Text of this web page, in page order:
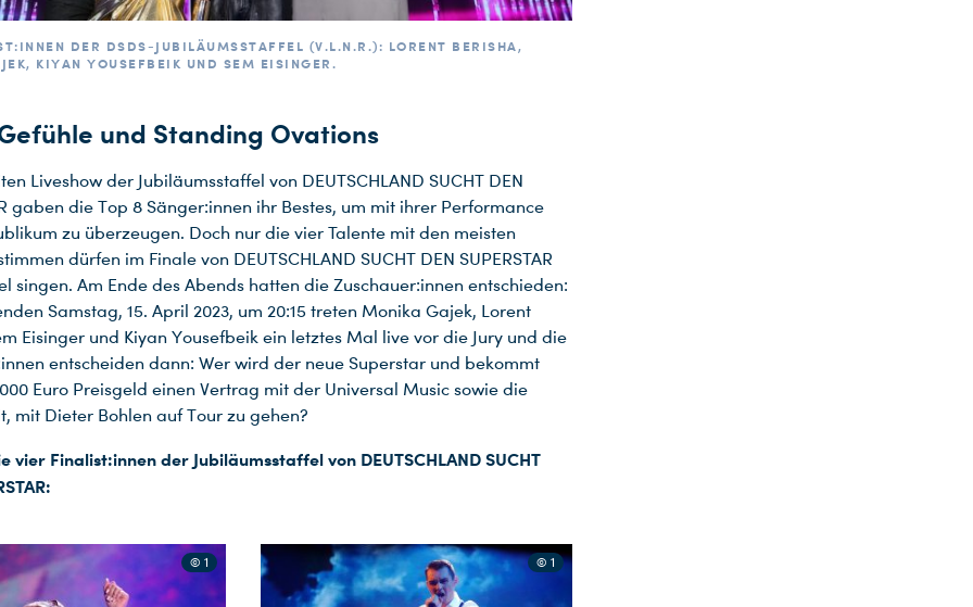
DER DSDS-JUBILÄUMSSTAFFEL (V.L.N.R.): LORENT BERISHA,
KIYAN YOUSEFBEIK UND SEM EISINGER.
und Standing Ovations
Liveshow der Jubiläumsstaffel von DEUTSCHLAND SUCHT DEN
gaben die Top 8 Sänger:innen ihr Bestes, um mit ihrer Performance
zu überzeugen. Doch nur die vier Talente mit den meisten
dürfen im Finale von DEUTSCHLAND SUCHT DEN SUPERSTAR
singen. Am Ende des Abends hatten die Zuschauer:innen entschieden:
Samstag, 15. April 2023, um 20:15 treten Monika Gajek, Lorent
Eisinger und Kiyan Yousefbeik ein letztes Mal live vor die Jury und die
entscheiden dann: Wer wird der neue Superstar und bekommt
Euro Preisgeld einen Vertrag mit der Universal Music sowie die
mit Dieter Bohlen auf Tour zu gehen?
vier Finalist:innen der Jubiläumsstaffel von DEUTSCHLAND SUCHT
© 1 © 1